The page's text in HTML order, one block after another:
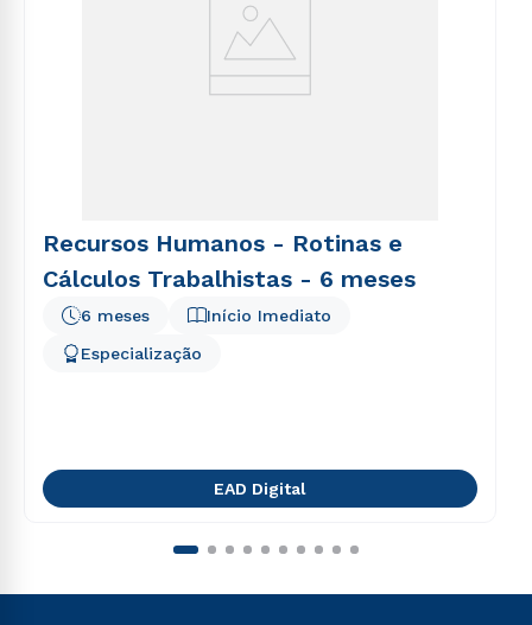
Recursos Humanos - Rotinas e
Cálculos Trabalhistas - 6 meses
Início Imediato
6 meses
Especialização
EAD Digital